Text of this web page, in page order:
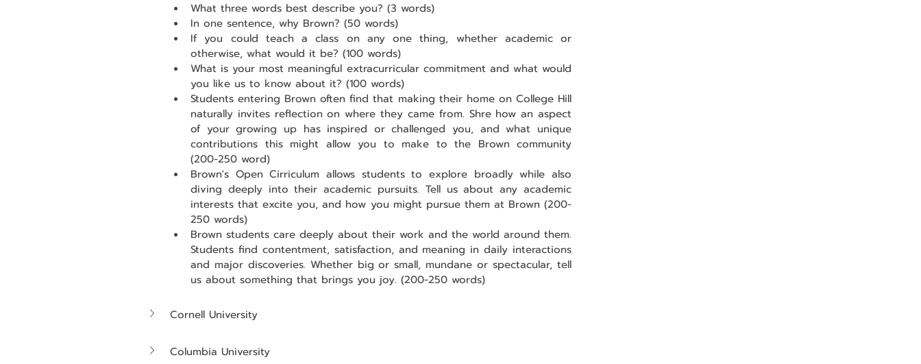
What three words best describe you? (3 words)
In one sentence, why Brown? (50 words)
If you could teach a class on any one thing, whether academic or
otherwise, what would it be? (100 words)
What is your most meaningful extracurricular commitment and what would
you like us to know about it? (100 words)
Students entering Brown often find that making their home on College Hill
naturally invites reflection on where they came from. Shre how an aspect
of your growing up has inspired or challenged you, and what unique
contributions this might allow you to make to the Brown community
(200-250 word)
Brown's Open Cirriculum allows students to explore broadly while also
diving deeply into their academic pursuits. Tell us about any academic
interests that excite you, and how you might pursue them at Brown (200-
250 words)
Brown students care deeply about their work and the world around them.
Students find contentment, satisfaction, and meaning in daily interactions
and major discoveries. Whether big or small, mundane or spectacular, tell
us about something that brings you joy. (200-250 words)
Cornell University
Columbia University